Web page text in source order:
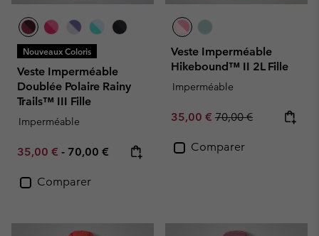
Nouveaux Coloris
Veste Imperméable
Doublée Polaire Rainy
Trails™ III Fille
Imperméable
Minimum sale price:
35,00 € - Maximum price:
70,00 €
Comparer
Veste Imperméable
Hikebound™ II 2L Fille
Imperméable
Sale price:
35,00 € Regular price:
70,00 €
Comparer